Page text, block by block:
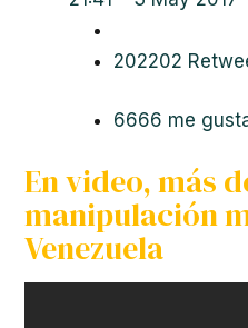
202202
6666 me
En video, más
manipulación
Venezuela